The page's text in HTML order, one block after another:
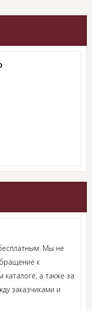
Мы не
к
а также за
заказчиками и